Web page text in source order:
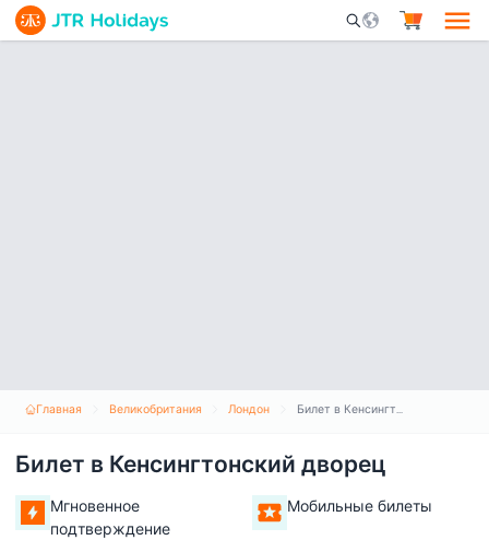
Mobile Search
Главная Великобритания Лондон Билет в Кенсингтонский дворец
Билет в Кенсингтонский дворец
Мгновенное
подтверждение
Мобильные билеты